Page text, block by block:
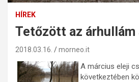
HÍREK
Tetőzött az árhullám
2018.03.16. morneo.it
A március eleji
következtében